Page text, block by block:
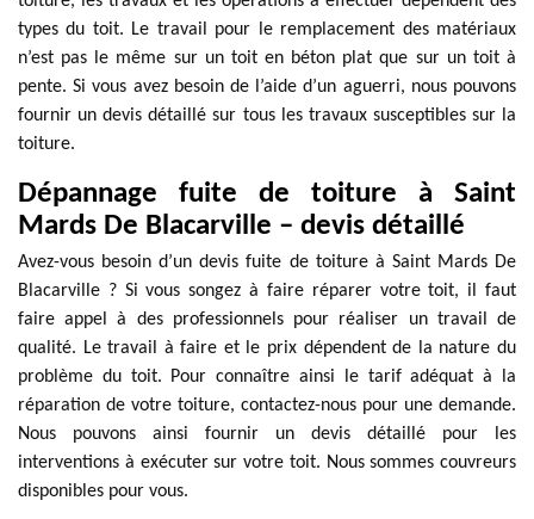
types du toit. Le travail pour le remplacement des matériaux
n’est pas le même sur un toit en béton plat que sur un toit à
pente. Si vous avez besoin de l’aide d’un aguerri, nous pouvons
fournir un devis détaillé sur tous les travaux susceptibles sur la
toiture.
Dépannage fuite de toiture à Saint
Mards De Blacarville – devis détaillé
Avez-vous besoin d’un devis fuite de toiture à Saint Mards De
Blacarville ? Si vous songez à faire réparer votre toit, il faut
faire appel à des professionnels pour réaliser un travail de
qualité. Le travail à faire et le prix dépendent de la nature du
problème du toit. Pour connaître ainsi le tarif adéquat à la
réparation de votre toiture, contactez-nous pour une demande.
Nous pouvons ainsi fournir un devis détaillé pour les
interventions à exécuter sur votre toit. Nous sommes couvreurs
disponibles pour vous.